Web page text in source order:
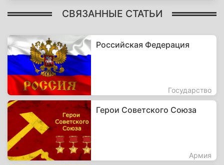
СВЯЗАННЫЕ СТАТЬИ
Российская Федерация
Государство
Герои Советского Союза
Армия